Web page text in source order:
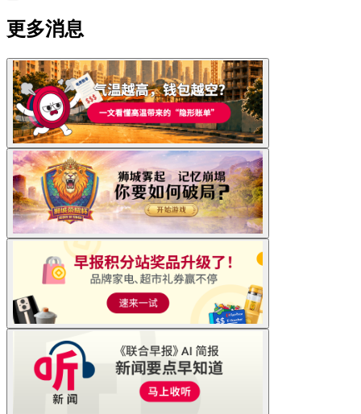
更多消息